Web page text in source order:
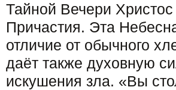
Тайной Вечери Христос
Причастия. Эта
отличие от обычного
даёт также духовную
искушения зла. «Вы